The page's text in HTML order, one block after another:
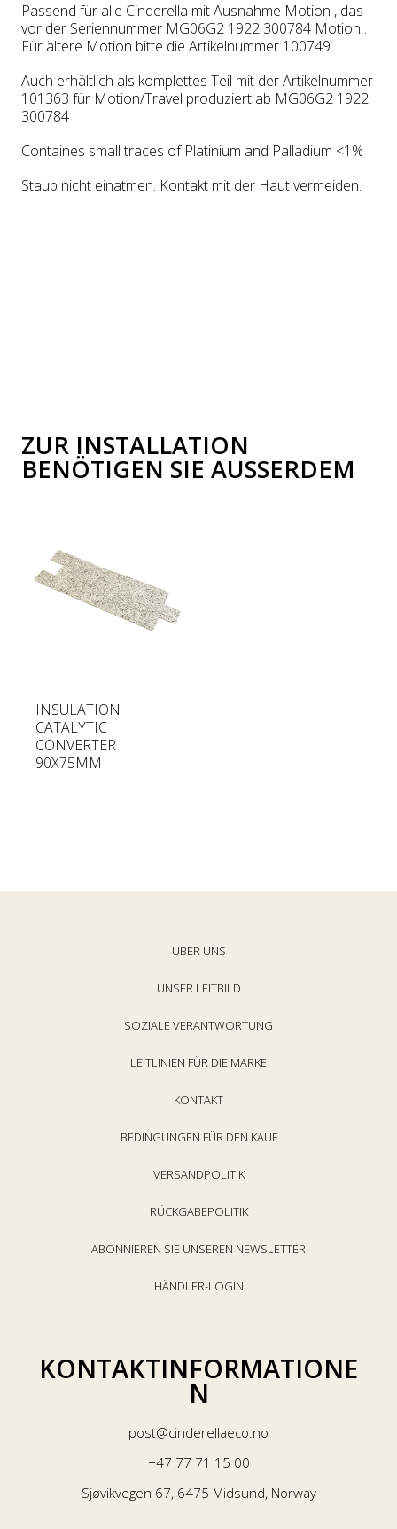
Passend für alle Cinderella mit Ausnahme Motion , das
vor der Seriennummer MG06G2 1922 300784 Motion .
Für ältere Motion bitte die Artikelnummer 100749.
Auch erhältlich als komplettes Teil mit der Artikelnummer
101363 für Motion/Travel produziert ab MG06G2 1922
300784
Containes small traces of Platinium and Palladium <1%
Staub nicht einatmen. Kontakt mit der Haut vermeiden.
ZUR INSTALLATION
BENÖTIGEN SIE AUSSERDEM
R
e
g
u
INSULATION
CATALYTIC
CONVERTER
90X75MM
ÜBER UNS
UNSER LEITBILD
SOZIALE VERANTWORTUNG
LEITLINIEN FÜR DIE MARKE
KONTAKT
BEDINGUNGEN FÜR DEN KAUF
VERSANDPOLITIK
RÜCKGABEPOLITIK
ABONNIEREN SIE UNSEREN NEWSLETTER
HÄNDLER-LOGIN
KONTAKTINFORMATIONE
N
post@cinderellaeco.no
+47 77 71 15 00
Sjøvikvegen 67, 6475 Midsund, Norway